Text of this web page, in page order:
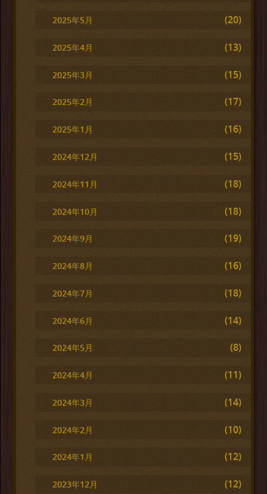
2025年5月 (20)
2025年4月 (13)
2025年3月 (15)
2025年2月 (17)
2025年1月 (16)
2024年12月 (15)
2024年11月 (18)
2024年10月 (18)
2024年9月 (19)
2024年8月 (16)
2024年7月 (18)
2024年6月 (14)
2024年5月 (8)
2024年4月 (11)
2024年3月 (14)
2024年2月 (10)
2024年1月 (12)
2023年12月 (12)